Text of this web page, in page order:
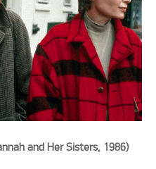
and Her Sisters, 1986)